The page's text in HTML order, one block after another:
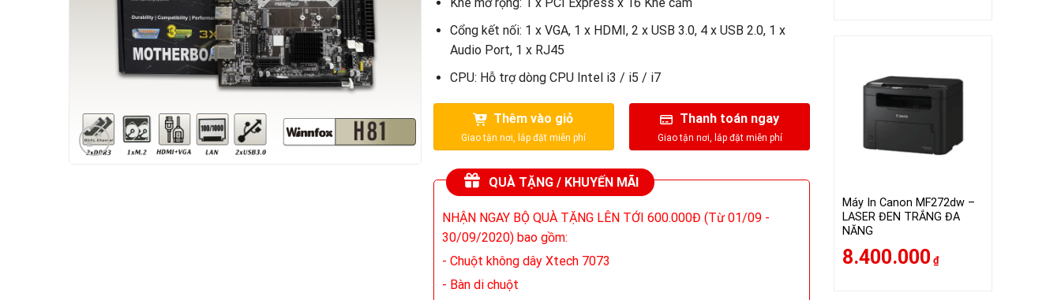
Máy In Canon MF272dw –
LASER ĐEN TRẮNG ĐA
NĂNG
8.400.000 ₫
Khe mở rộng: 1 x PCI Express x 16 Khe cắm
Cổng kết nối: 1 x VGA, 1 x HDMI, 2 x USB 3.0, 4 x USB 2.0, 1 x
Audio Port, 1 x RJ45
CPU: Hỗ trợ dòng CPU Intel i3 / i5 / i7
Thêm vào giỏ Thanh toán ngay
QUÀ TẶNG / KHUYẾN MÃI
NHẬN NGAY BỘ QUÀ TẶNG LÊN TỚI 600.000Đ (Từ 01/09 -
30/09/2020) bao gồm:
- Chuột không dây Xtech 7073
- Bàn di chuột